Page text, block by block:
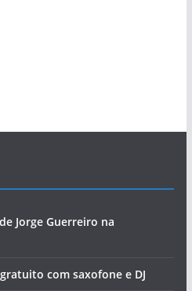
Jorge Guerreiro na
com saxofone e DJ